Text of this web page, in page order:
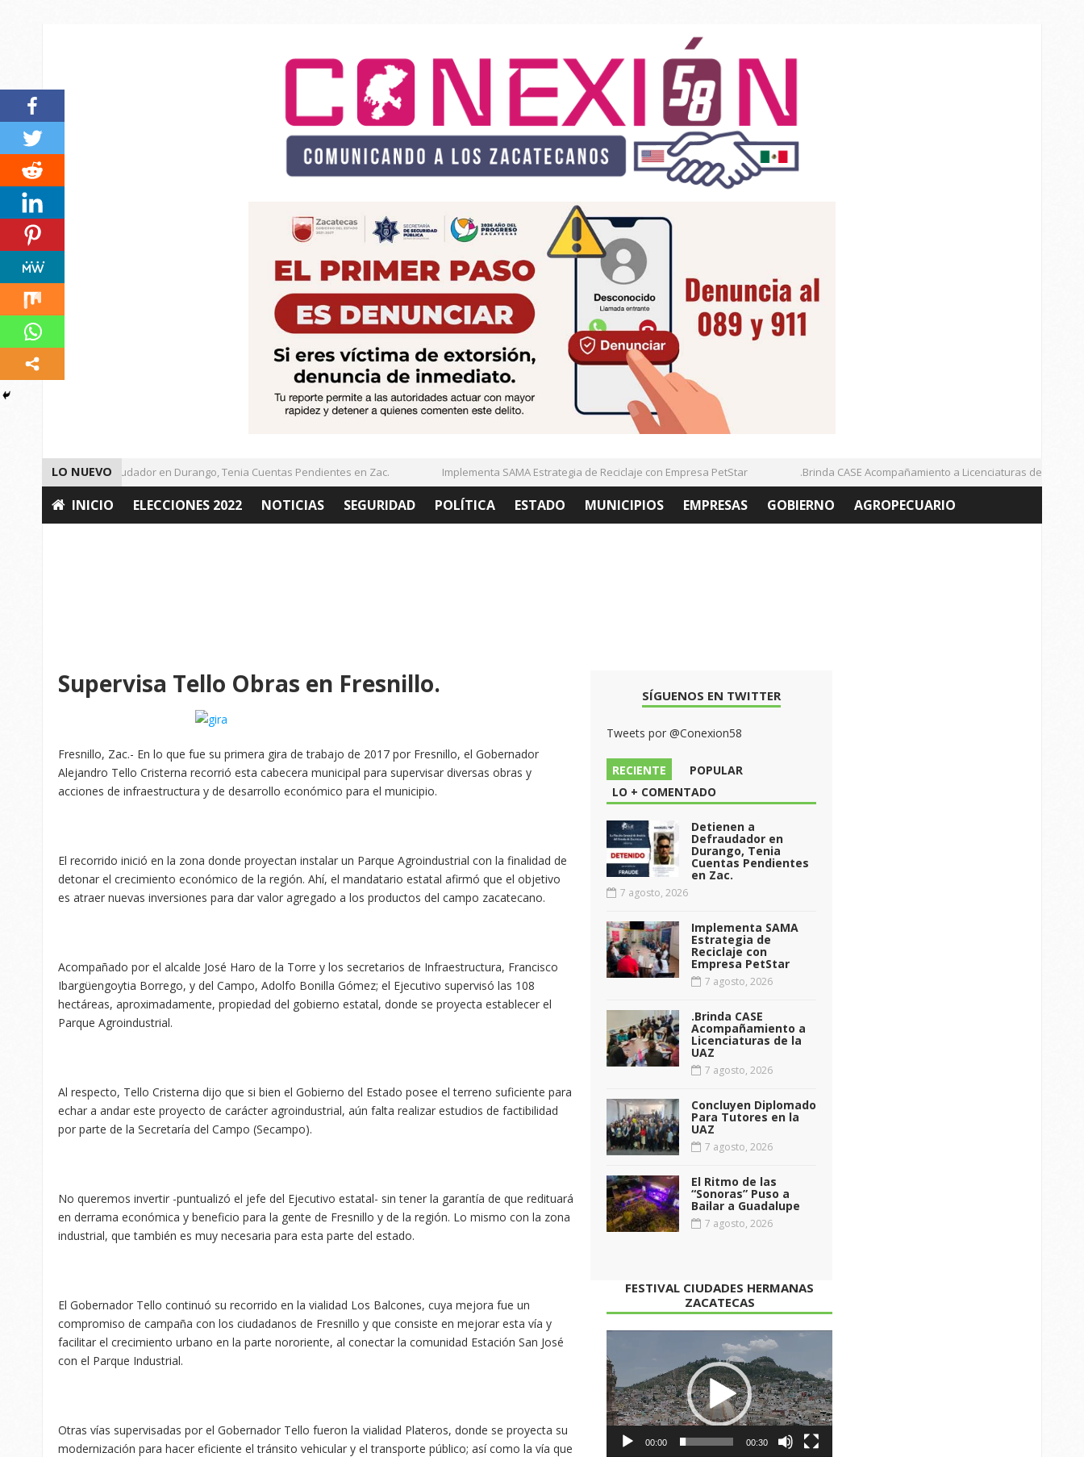
LO NUEVO
Detienen a Defraudador en Durango, Tenia Cuentas Pendientes en Zac. Implementa SAMA Estrategia de Reciclaje con Empresa PetStar .Brinda CASE Acompañamiento a Licenciaturas de la UAZ
INICIO ELECCIONES 2022 NOTICIAS SEGURIDAD POLÍTICA ESTADO MUNICIPIOS EMPRESAS GOBIERNO AGROPECUARIO
Supervisa Tello Obras en Fresnillo.
Fresnillo, Zac.- En lo que fue su primera gira de trabajo de 2017 por Fresnillo, el Gobernador
Alejandro Tello Cristerna recorrió esta cabecera municipal para supervisar diversas obras y
acciones de infraestructura y de desarrollo económico para el municipio.
El recorrido inició en la zona donde proyectan instalar un Parque Agroindustrial con la finalidad de
detonar el crecimiento económico de la región. Ahí, el mandatario estatal afirmó que el objetivo
es atraer nuevas inversiones para dar valor agregado a los productos del campo zacatecano.
Acompañado por el alcalde José Haro de la Torre y los secretarios de Infraestructura, Francisco
Ibargüengoytia Borrego, y del Campo, Adolfo Bonilla Gómez; el Ejecutivo supervisó las 108
hectáreas, aproximadamente, propiedad del gobierno estatal, donde se proyecta establecer el
Parque Agroindustrial.
Al respecto, Tello Cristerna dijo que si bien el Gobierno del Estado posee el terreno suficiente para
echar a andar este proyecto de carácter agroindustrial, aún falta realizar estudios de factibilidad
por parte de la Secretaría del Campo (Secampo).
No queremos invertir -puntualizó el jefe del Ejecutivo estatal- sin tener la garantía de que redituará
en derrama económica y beneficio para la gente de Fresnillo y de la región. Lo mismo con la zona
industrial, que también es muy necesaria para esta parte del estado.
El Gobernador Tello continuó su recorrido en la vialidad Los Balcones, cuya mejora fue un
compromiso de campaña con los ciudadanos de Fresnillo y que consiste en mejorar esta vía y
facilitar el crecimiento urbano en la parte nororiente, al conectar la comunidad Estación San José
con el Parque Industrial.
Otras vías supervisadas por el Gobernador Tello fueron la vialidad Plateros, donde se proyecta su
modernización para hacer eficiente el tránsito vehicular y el transporte público; así como la vía que
SÍGUENOS EN TWITTER
Tweets por @Conexion58
RECIENTE
POPULAR
LO + COMENTADO
Detienen a
Defraudador en
Durango, Tenia
Cuentas Pendientes
en Zac.
7 agosto, 2026
Implementa SAMA
Estrategia de
Reciclaje con
Empresa PetStar
7 agosto, 2026
.Brinda CASE
Acompañamiento a
Licenciaturas de la
UAZ
7 agosto, 2026
Concluyen Diplomado
Para Tutores en la
UAZ
7 agosto, 2026
El Ritmo de las
“Sonoras” Puso a
Bailar a Guadalupe
7 agosto, 2026
FESTIVAL CIUDADES HERMANAS
ZACATECAS
de
vídeo
00:00 00:30